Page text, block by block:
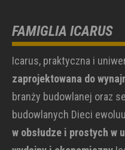
FAMIGLIA ICARUS
Icarus, praktyczna i
zaprojektowana do
branży budowlanej oraz
budowlanych Dieci
w obsłudze i prostych w